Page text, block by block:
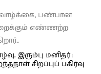
வாழ்க்கை, பண்பான
எண்ணற்ற